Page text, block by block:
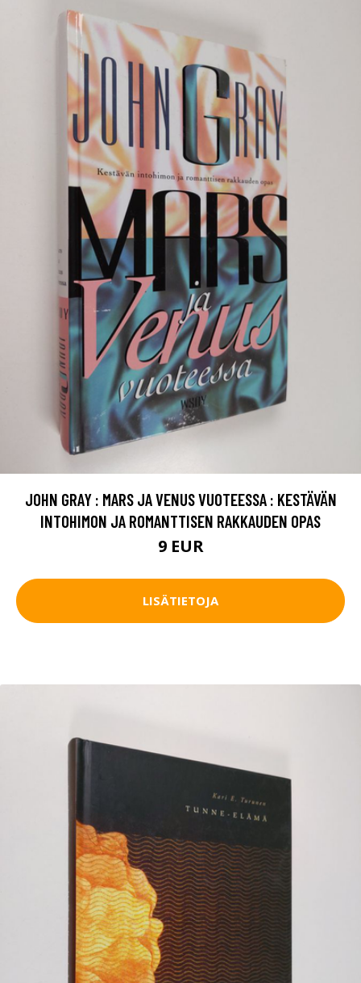
JOHN GRAY : MARS JA VENUS VUOTEESSA : KESTÄVÄN
INTOHIMON JA ROMANTTISEN RAKKAUDEN OPAS
9 EUR
LISÄTIETOJA